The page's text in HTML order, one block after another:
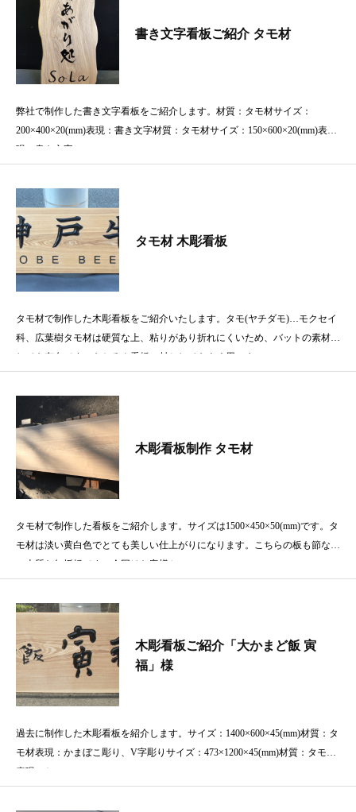
書き文字看板ご紹介 タモ材
弊社で制作した書き文字看板をご紹介します。材質：タモ材サイズ：
200×400×20(mm)表現：書き文字材質：タモ材サイズ：150×600×20(mm)表
現：書き文字
タモ材 木彫看板
タモ材で制作した木彫看板をご紹介いたします。タモ(ヤチダモ)…モクセイ
科、広葉樹タモ材は硬質な上、粘りがあり折れにくいため、バットの素材と
しても有名です。もちろん看板の材としてもよく用いま
木彫看板制作 タモ材
タモ材で制作した看板をご紹介します。サイズは1500×450×50(mm)です。タ
モ材は淡い黄白色でとても美しい仕上がりになります。こちらの板も節なし
の上質な無垢板です。今回はお客様か
木彫看板ご紹介「大かまど飯 寅
福」様
過去に制作した木彫看板を紹介します。サイズ：1400×600×45(mm)材質：タ
モ材表現：かまぼこ彫り、V字彫りサイズ：473×1200×45(mm)材質：タモ材
表現：か